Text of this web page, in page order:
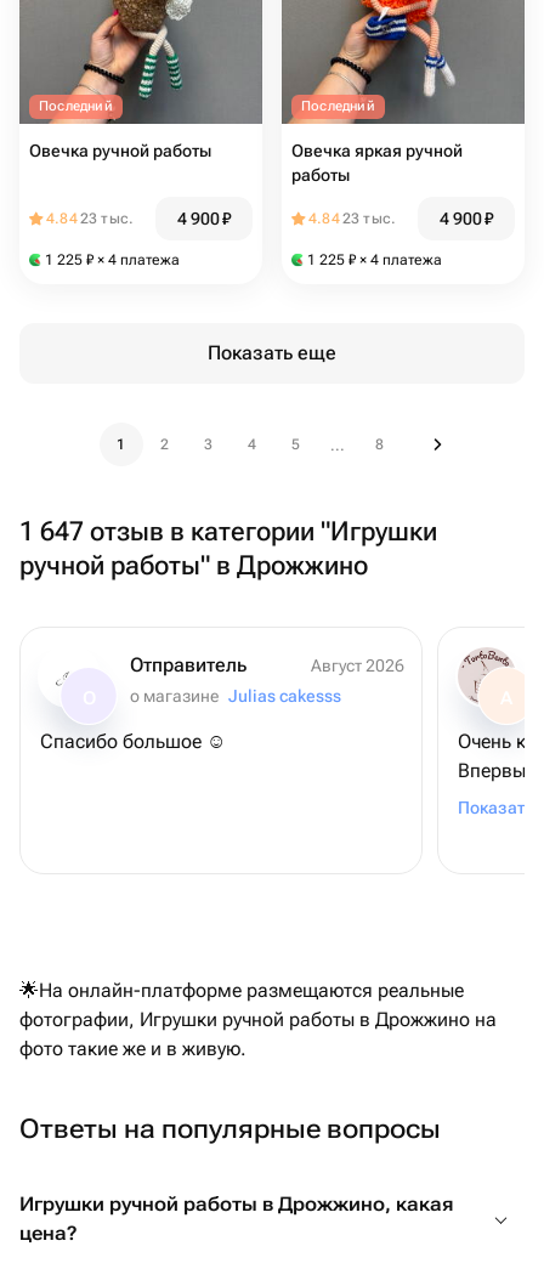
Последний
Овечка ручной работы
4.8423 тыс. 4 900₽
1 225 ₽ × 4 платежа
Последний
Овечка яркая ручной
работы
4.8423 тыс. 4 900₽
1 225 ₽ × 4 платежа
Показать еще
1 2 3 4 5 ... 8
1 647 отзыв в категории "Игрушки
ручной работы" в Дрожжино
Отправитель
Август 2026
о магазине Julias cakesss
Спасибо большое ☺️
А
Очень
Впервые
раз, по
Показать
🌟На онлайн-платформе размещаются реальные
фотографии, Игрушки ручной работы в Дрожжино на
фото такие же и в живую.
Ответы на популярные вопросы
Игрушки ручной работы в Дрожжино, какая
цена?